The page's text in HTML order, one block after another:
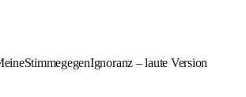
– laute Version